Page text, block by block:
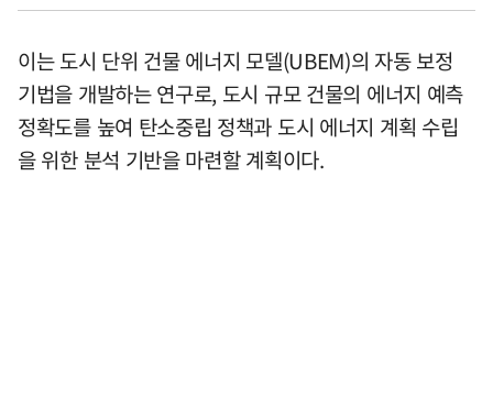
이는 도시 단위 건물 에너지 모델(UBEM)의 자동 보정
기법을 개발하는 연구로, 도시 규모 건물의 에너지 예측
정확도를 높여 탄소중립 정책과 도시 에너지 계획 수립
을 위한 분석 기반을 마련할 계획이다.